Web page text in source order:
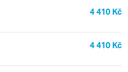
4 410 Kč
4 410 Kč